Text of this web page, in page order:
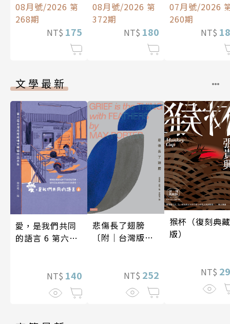
08月號/2026 第
268期
NT$ 175
08月號/2026 第
372期
NT$ 180
07月號/2026
260期
NT$
文學最新
愛，是我們共同
的語言 6 第六屆
NT$ 140
悲傷長了翅膀
〔附｜台灣版獨
NT$ 252
猴杯（復刻典藏
版）
NT$